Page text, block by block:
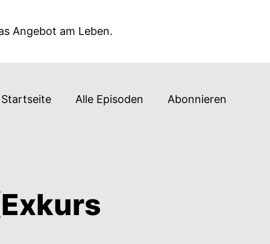
Angebot am Leben.
Startseite Alle Episoden Abonnieren